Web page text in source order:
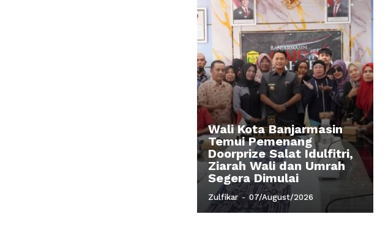
Wali Kota Banjarmasin
Temui Pemenang
Doorprize Salat Idulfitri,
Ziarah Wali dan Umrah
Segera Dimulai
Zulfikar - 07/August/2026